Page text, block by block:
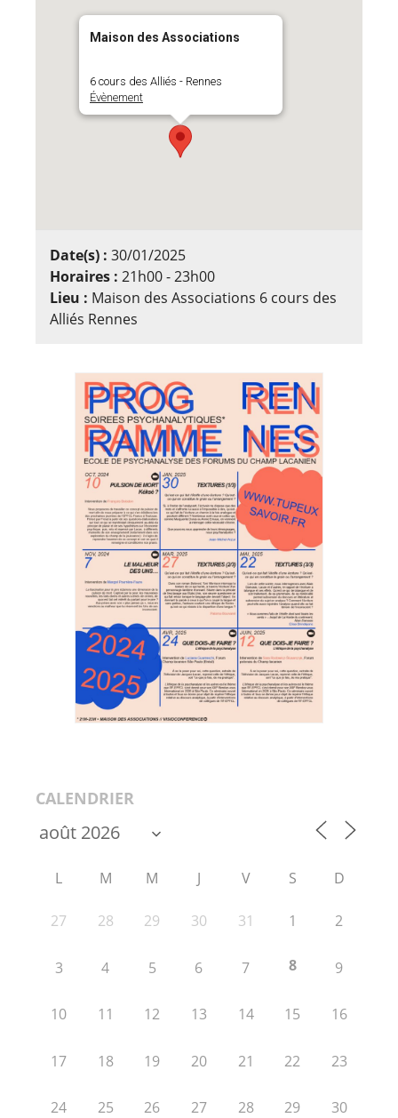
Maison des Associations
6 cours des Alliés - Rennes
Évènement
Date(s) : 30/01/2025
Horaires : 21h00 - 23h00
Lieu : Maison des Associations 6 cours des
Alliés Rennes
CALENDRIER
L M M J V S D
27 28 29 30 31 1 2
3 4 5 6 7 8 9
10 11 12 13 14 15 16
17 18 19 20 21 22 23
24 25 26 27 28 29 30